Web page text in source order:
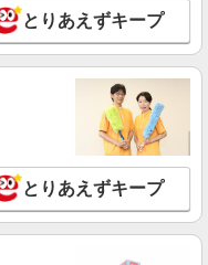
深夜手当含む）＋交通費全
） 時給1,750円×8h×22日勤
★上記以外にも多数派遣
詳細を見る
仕分け・シール貼り・梱
とりあえずキープ
とりあえずキープ